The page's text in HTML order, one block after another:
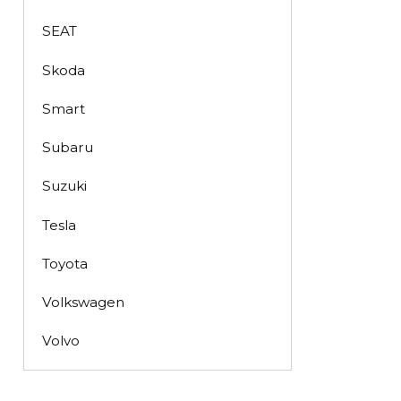
SEAT
Skoda
Smart
Subaru
Suzuki
Tesla
Toyota
Volkswagen
Volvo